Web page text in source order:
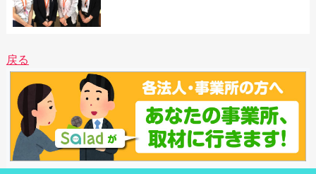
戻る